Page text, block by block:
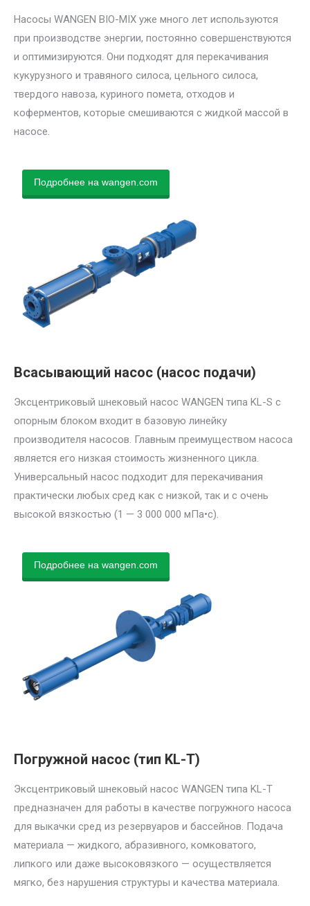
Насосы WANGEN BIO-MIX уже много лет используются
при производстве энергии, постоянно совершенствуются
и оптимизируются. Они подходят для перекачивания
кукурузного и травяного силоса, цельного силоса,
твердого навоза, куриного помета, отходов и
коферментов, которые смешиваются с жидкой массой в
насосе.
Подробнее на wangen.com
Всасывающий насос (насос подачи)
Эксцентриковый шнековый насос WANGEN типа KL-S с
опорным блоком входит в базовую линейку
производителя насосов. Главным преимуществом насоса
является его низкая стоимость жизненного цикла.
Универсальный насос подходит для перекачивания
практически любых сред как с низкой, так и с очень
высокой вязкостью (1 — 3 000 000 мПа•с).
Подробнее на wangen.com
Погружной насос (тип KL-T)
Эксцентриковый шнековый насос WANGEN типа KL-T
предназначен для работы в качестве погружного насоса
для выкачки сред из резервуаров и бассейнов. Подача
материала — жидкого, абразивного, комковатого,
липкого или даже высоковязкого — осуществляется
мягко, без нарушения структуры и качества материала.